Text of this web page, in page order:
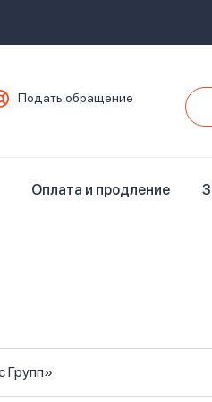
Подать обращение
Оплата и продление